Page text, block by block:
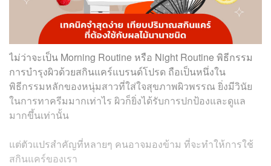
ไม่ว่าจะเป็น Morning Routine หรือ Night Routine พิธีกรรม
การบำรุงผิวด้วยสกินแคร์แบรนด์โปรด ถือเป็นหนึ่งใน
พิธีกรรมหลักของหนุ่มสาวที่ใส่ใจสุขภาพผิวพรรณ ยิ่งมีวินัย
ในการทาครีมมากเท่าไร ผิวก็ยิ่งได้รับการปกป้องและดูแล
มากขึ้นเท่านั้น
แต่ตัวแปรสำคัญที่หลายๆ คนอาจมองข้าม ที่จะทำให้การใช้
สกินแคร์ของเรา